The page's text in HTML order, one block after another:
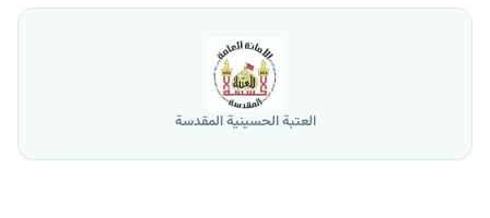
العتبة الحسينية المقدسة